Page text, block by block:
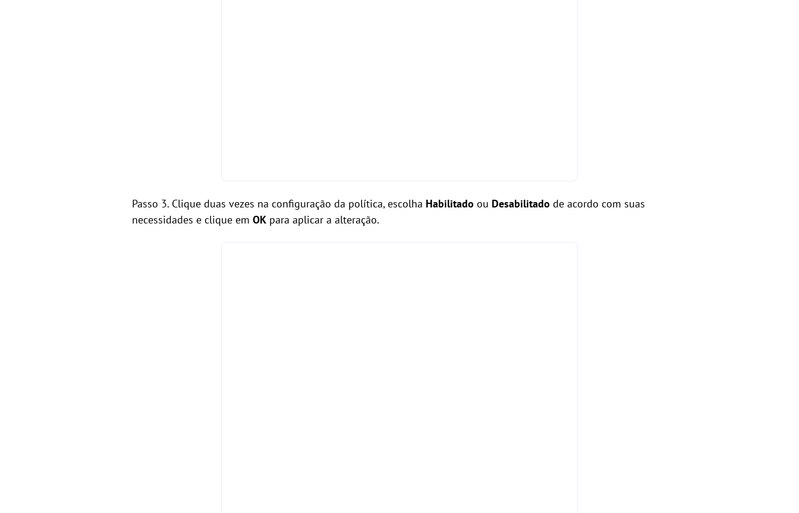
Passo 3. Clique duas vezes na configuração da política, escolha Habilitado ou Desabilitado de acordo com suas
necessidades e clique em OK para aplicar a alteração.